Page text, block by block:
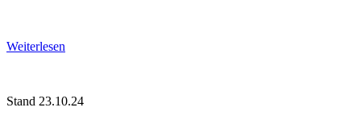
Weiterlesen
Stand 23.10.24